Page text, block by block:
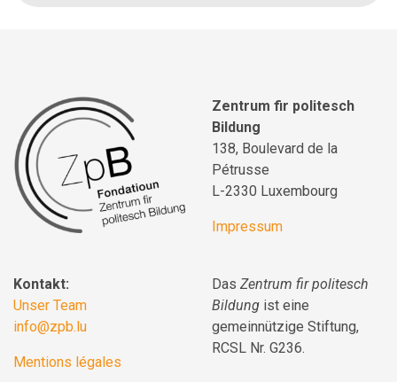
Zentrum fir politesch
Bildung
138, Boulevard de la
Pétrusse
L-2330 Luxembourg
Impressum
Kontakt:
Unser Team
info@zpb.lu
Mentions légales
Das Zentrum fir politesch
Bildung ist eine
gemeinnützige Stiftung,
RCSL Nr. G236.